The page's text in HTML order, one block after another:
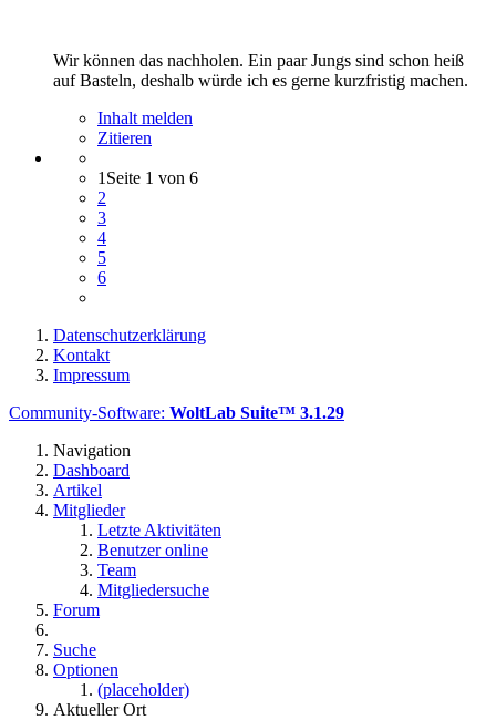
Wir können das nachholen. Ein paar Jungs sind schon heiß
auf Basteln, deshalb würde ich es gerne kurzfristig machen.
Inhalt melden
Zitieren
1 Seite 1 von 6
2
3
4
5
6
Datenschutzerklärung
Kontakt
Impressum
Community-Software: WoltLab Suite™ 3.1.29
Navigation
Dashboard
Artikel
Mitglieder
Letzte Aktivitäten
Benutzer online
Team
Mitgliedersuche
Forum
Suche
Optionen
(placeholder)
Aktueller Ort